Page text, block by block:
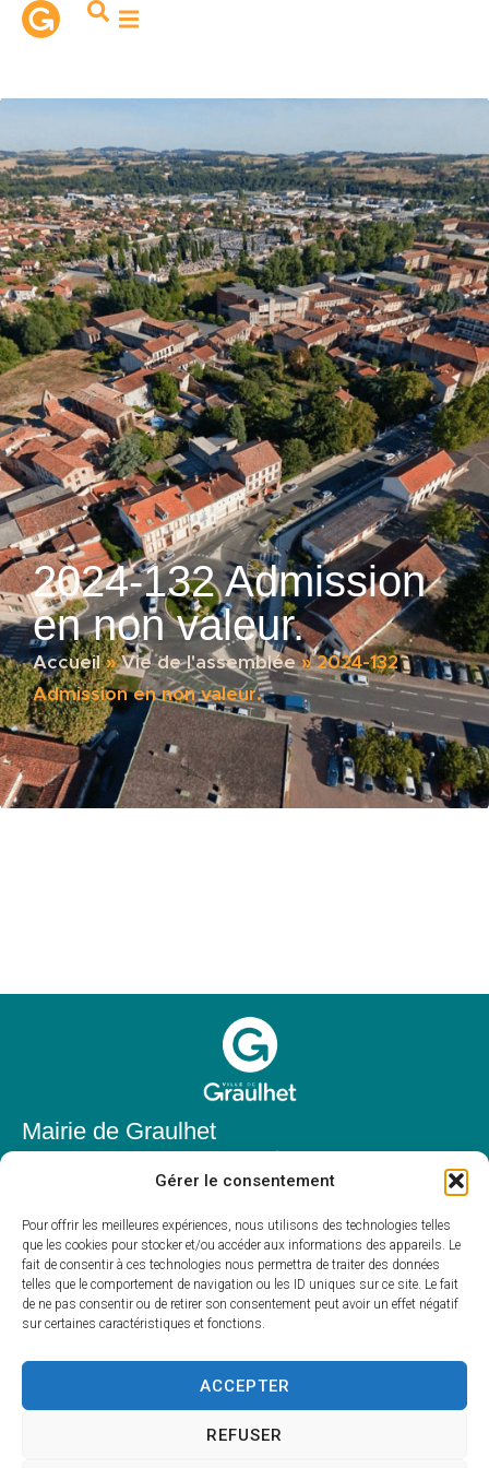
Gérer le consentement
Pour offrir les meilleures expériences, nous utilisons des technologies telles
que les cookies pour stocker et/ou accéder aux informations des appareils. Le
fait de consentir à ces technologies nous permettra de traiter des données
telles que le comportement de navigation ou les ID uniques sur ce site. Le fait
de ne pas consentir ou de retirer son consentement peut avoir un effet négatif
sur certaines caractéristiques et fonctions.
ACCEPTER
REFUSER
principal
2024-132 Admission
en non valeur.
Accueil»Vie de l'assemblée»2024-132
Admission en non valeur.
Mairie de Graulhet
81300 Graulhet
05 63 42 85 50
mairie@mairie-graulhet.fr
Horaires d'ouverture
Du lundi au vendredi :